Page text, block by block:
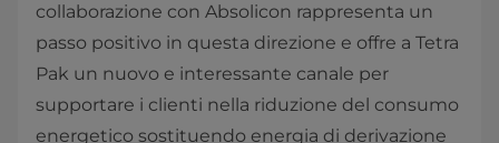
collaborazione con Absolicon rappresenta un
passo positivo in questa direzione e offre a Tetra
Pak un nuovo e interessante canale per
supportare i clienti nella riduzione del consumo
energetico sostituendo energia di derivazione